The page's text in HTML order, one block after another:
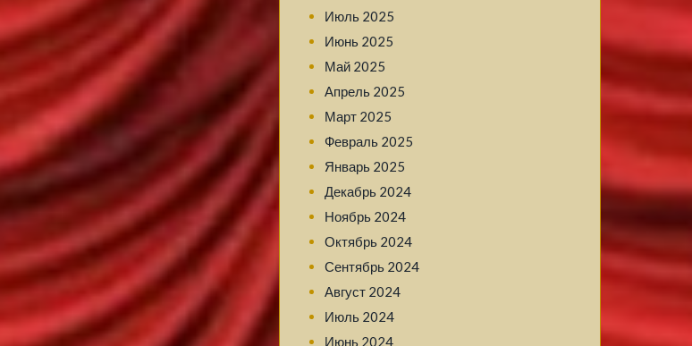
Июль 2025
Июнь 2025
Май 2025
Апрель 2025
Март 2025
Февраль 2025
Январь 2025
Декабрь 2024
Ноябрь 2024
Октябрь 2024
Сентябрь 2024
Август 2024
Июль 2024
Июнь 2024